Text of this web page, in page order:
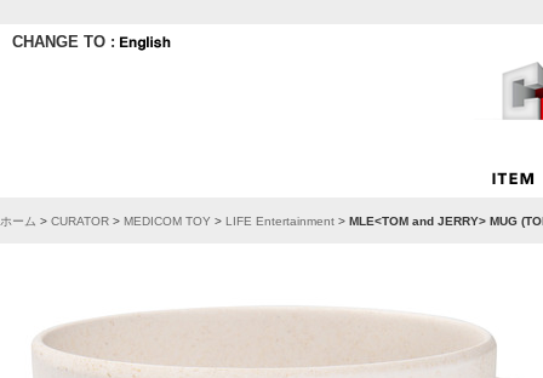
CHANGE TO :
ホーム > CURATOR > MEDICOM TOY > LIFE Entertainment > MLE<TOM and JERRY> MUG